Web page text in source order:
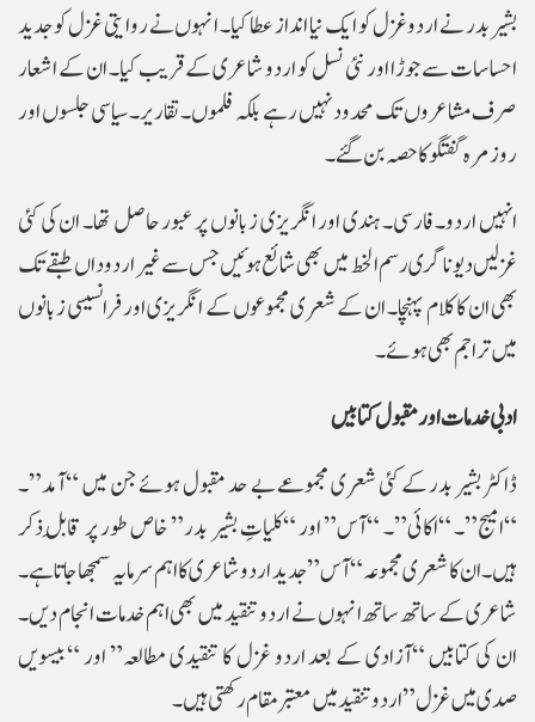
بشیر بدر نے اردو غزل کو ایک نیا انداز عطا کیا۔ انہوں نے روایتی غزل کو جدید
احساسات سے جوڑا اور نئی نسل کو اردو شاعری کے قریب کیا۔ ان کے اشعار
صرف مشاعروں تک محدود نہیں رہے بلکہ فلموں۔ تقاریر۔ سیاسی جلسوں اور
روزمرہ گفتگو کا حصہ بن گئے۔
انہیں اردو۔ فارسی۔ ہندی اور انگریزی زبانوں پر عبور حاصل تھا۔ ان کی کئی
غزلیں دیوناگری رسم الخط میں بھی شائع ہوئیں جس سے غیر اردو داں طبقے تک
بھی ان کا کلام پہنچا۔ ان کے شعری مجموعوں کے انگریزی اور فرانسیسی زبانوں
میں تراجم بھی ہوئے۔
ادبی خدمات اور مقبول کتابیں
ڈاکٹر بشیر بدر کے کئی شعری مجموعے بے حد مقبول ہوئے جن میں “آمد”۔
“امیج”۔ “اکائی”۔ “آس” اور “کلیاتِ بشیر بدر” خاص طور پر قابلِ ذکر
ہیں۔ ان کا شعری مجموعہ “آس” جدید اردو شاعری کا اہم سرمایہ سمجھا جاتا ہے۔
شاعری کے ساتھ ساتھ انہوں نے اردو تنقید میں بھی اہم خدمات انجام دیں۔
ان کی کتابیں “آزادی کے بعد اردو غزل کا تنقیدی مطالعہ” اور “بیسویں
صدی میں غزل” اردو تنقید میں معتبر مقام رکھتی ہیں۔